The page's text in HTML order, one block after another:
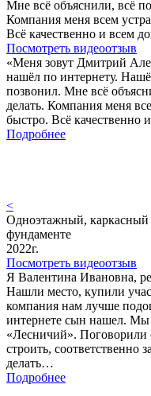
Мне всё объяснили, всё
Компания меня всем
Всё качественно и всем
Посмотреть видеоотзыв
«Меня зовут Дмитрий
нашёл по интернету.
позвонил. Мне всё
делать. Компания меня
быстро. Всё качественно
Подробнее
<
Одноэтажный,
фундаменте
2022г.
Посмотреть видеоотзыв
Я Валентина Ивановна,
Нашли место, купили
компания нам лучше
интернете сын нашел.
«Лесничий». Поговорили
строить,
делать…
Подробнее